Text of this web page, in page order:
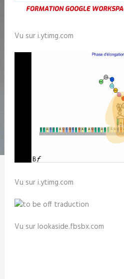
Vu sur i.ytimg.com
Vu sur i.ytimg.com
Vu sur lookaside.fbsbx.com